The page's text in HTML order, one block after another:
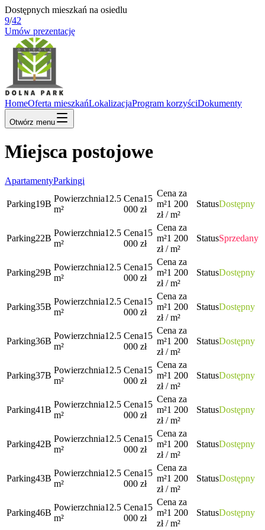
Dostępnych mieszkań na osiedlu
9/42
Umów prezentację
HomeOferta mieszkańLokalizacjaProgram korzyściDokumenty
Otwórz menu
Miejsca postojowe
ApartamentyParkingi
Parking19B
Powierzchnia12.5
m²
Cena15
000 zł
Cena za
m²1 200
zł / m²
StatusDostępny
Parking22B
Powierzchnia12.5
m²
Cena15
000 zł
Cena za
m²1 200
zł / m²
StatusSprzedany
Parking29B
Powierzchnia12.5
m²
Cena15
000 zł
Cena za
m²1 200
zł / m²
StatusDostępny
Parking35B
Powierzchnia12.5
m²
Cena15
000 zł
Cena za
m²1 200
zł / m²
StatusDostępny
Parking36B
Powierzchnia12.5
m²
Cena15
000 zł
Cena za
m²1 200
zł / m²
StatusDostępny
Parking37B
Powierzchnia12.5
m²
Cena15
000 zł
Cena za
m²1 200
zł / m²
StatusDostępny
Parking41B
Powierzchnia12.5
m²
Cena15
000 zł
Cena za
m²1 200
zł / m²
StatusDostępny
Parking42B
Powierzchnia12.5
m²
Cena15
000 zł
Cena za
m²1 200
zł / m²
StatusDostępny
Parking43B
Powierzchnia12.5
m²
Cena15
000 zł
Cena za
m²1 200
zł / m²
StatusDostępny
Parking46B
Powierzchnia12.5
m²
Cena15
000 zł
Cena za
m²1 200
zł / m²
StatusDostępny